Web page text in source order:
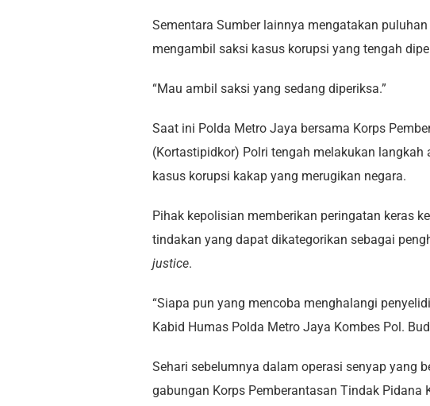
Sementara Sumber lainnya mengatakan
mengambil saksi kasus korupsi yang tengah
“Mau ambil saksi yang sedang diperiksa.”
Saat ini Polda Metro Jaya bersama Korps
(Kortastipidkor) Polri tengah melakukan
kasus korupsi kakap yang merugikan negara.
Pihak kepolisian memberikan peringatan keras
tindakan yang dapat dikategorikan sebagai
justice.
“Siapa pun yang mencoba menghalangi
Kabid Humas Polda Metro Jaya Kombes Pol.
Sehari sebelumnya dalam operasi senyap yang
gabungan Korps Pemberantasan Tindak Pidana